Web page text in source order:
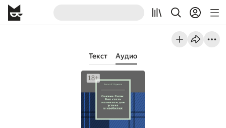
Текст Аудио